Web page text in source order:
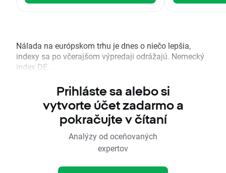
Nálada na európskom trhu je dnes o niečo lepšia,
indexy sa po včerajšom výpredaji odrážajú. Nemecký
index DE...
Prihláste sa alebo si
vytvorte účet zadarmo a
pokračujte v čítaní
Analýzy od oceňovaných
expertov